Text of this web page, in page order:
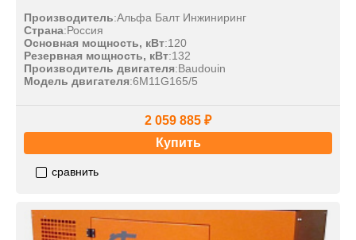
Производитель:Альфа Балт Инжиниринг
Страна:Россия
Основная мощность, кВт:120
Резервная мощность, кВт:132
Производитель двигателя:Baudouin
Модель двигателя:6M11G165/5
2 059 885 ₽
Купить
сравнить